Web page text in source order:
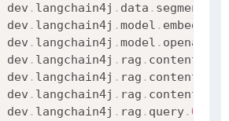
dev . langchain4j . data . segment
dev . langchain4j .model . embedding
dev . langchain4j .model . openai
dev . langchain4j . rag . content
dev . langchain4j . rag . content
dev . langchain4j . rag . content
dev . langchain4j . rag . query. Query